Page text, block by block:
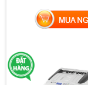
MUA NGAY